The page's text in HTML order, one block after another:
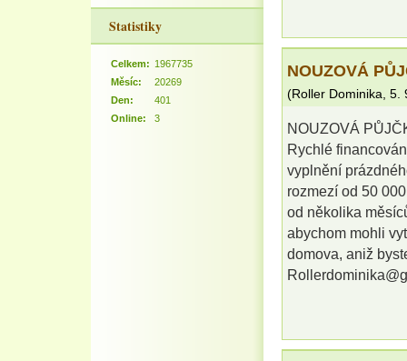
Statistiky
Online: 3
Celkem: 1967735
Měsíc:
20269
Den:
401
NOUZOVÁ
(Roller Dominika 5.
NOUZOVÁ
Rychlé
vyplnění
rozmezí od 50
od několika
abychom mohli
domova, aniž